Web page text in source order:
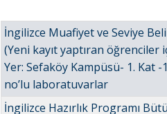
İngilizce Muafiyet ve Seviye
(Yeni kayıt yaptıran öğrenciler
Yer: Sefaköy Kampüsü- 1. Kat -
no’lu laboratuvarlar
İngilizce Hazırlık Programı